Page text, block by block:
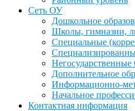
Сеть ОУ
Дошкольное
Школы, гимназии,
Специальные
Дополнительное
Информационно-
Начальное
Контактная информация